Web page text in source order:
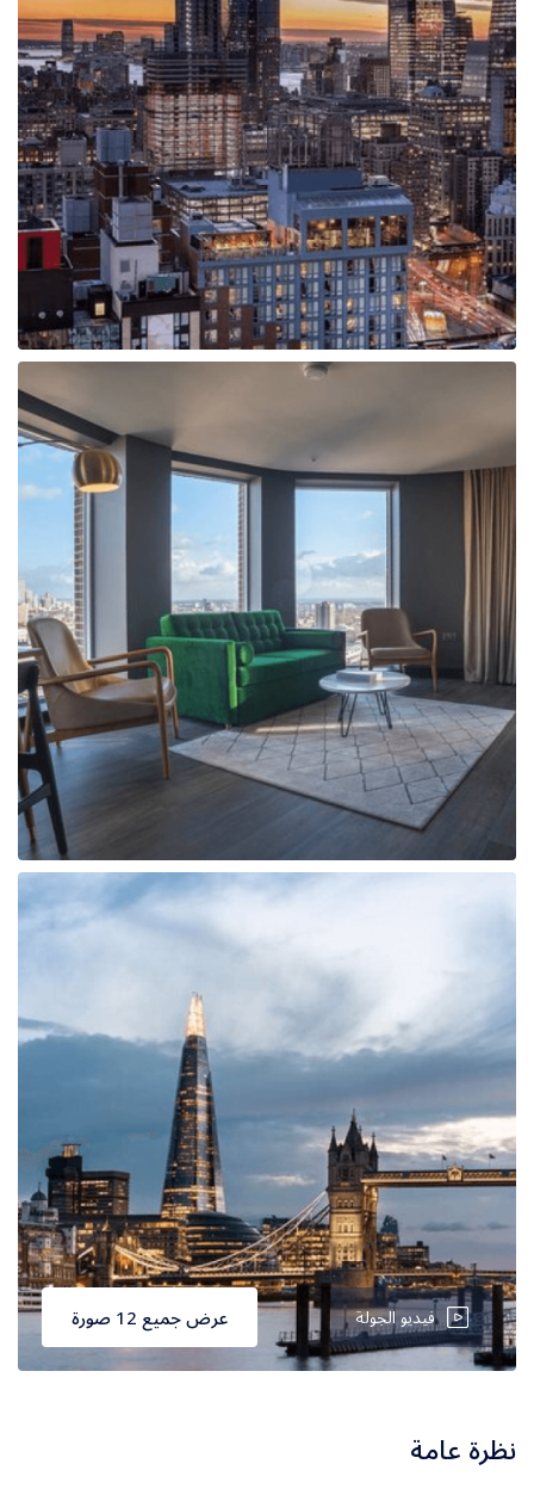
فيديو الجولة عرض جميع 12 صورة
نظرة عامة